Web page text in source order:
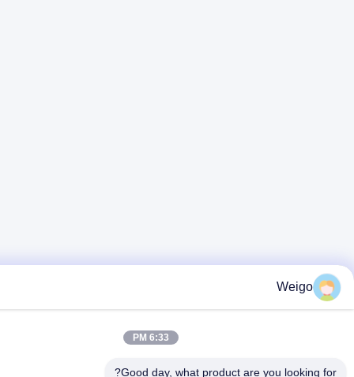
Good day, what product are you